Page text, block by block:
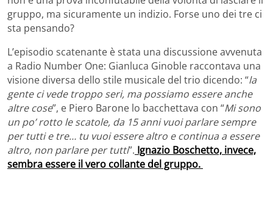
gruppo, ma sicuramente un indizio. Forse uno dei tre ci
sta pensando?
L’episodio scatenante è stata una discussione avvenuta
a Radio Number One: Gianluca Ginoble raccontava una
visione diversa dello stile musicale del trio dicendo: “la
gente ci vede troppo seri, ma possiamo essere anche
altre cose”, e Piero Barone lo bacchettava con “Mi sono
un po’ rotto le scatole, da 15 anni vuoi parlare sempre
per tutti e tre… tu vuoi essere altro e continua a essere
altro, non parlare per tutti”. Ignazio Boschetto, invece,
sembra essere il vero collante del gruppo.